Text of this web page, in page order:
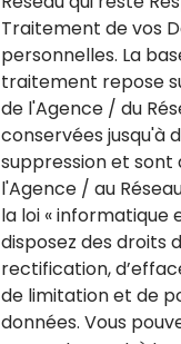
Traitement de vos
personnelles. La
traitement repose
de l'Agence / du
conservées jusqu'à
suppression et sont
l'Agence / au
la loi « informatique
disposez des droits
rectification,
de limitation et de
données. Vous